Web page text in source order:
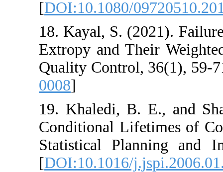
[DOI:10.1080/
18. Kayal, S.
Extropy and
Quality Control,
19. Khaledi, B.
Conditional
Statistical
[DOI:10.1016/